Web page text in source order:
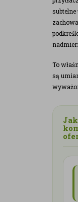
subtelne
To
są